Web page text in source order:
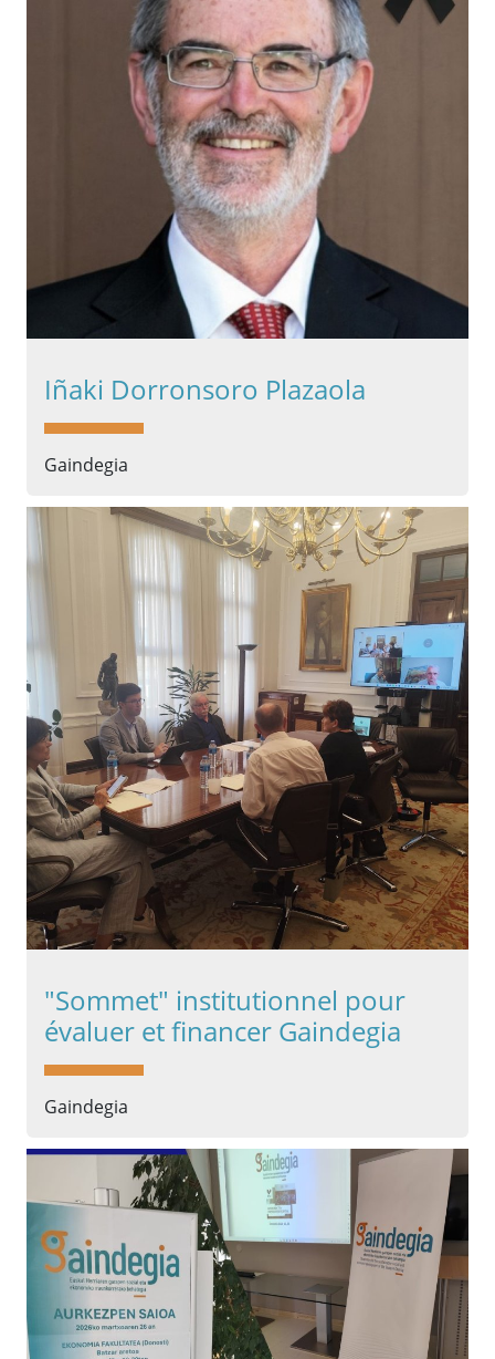
Iñaki Dorronsoro Plazaola
Gaindegia
"Sommet" institutionnel pour
évaluer et financer Gaindegia
Gaindegia